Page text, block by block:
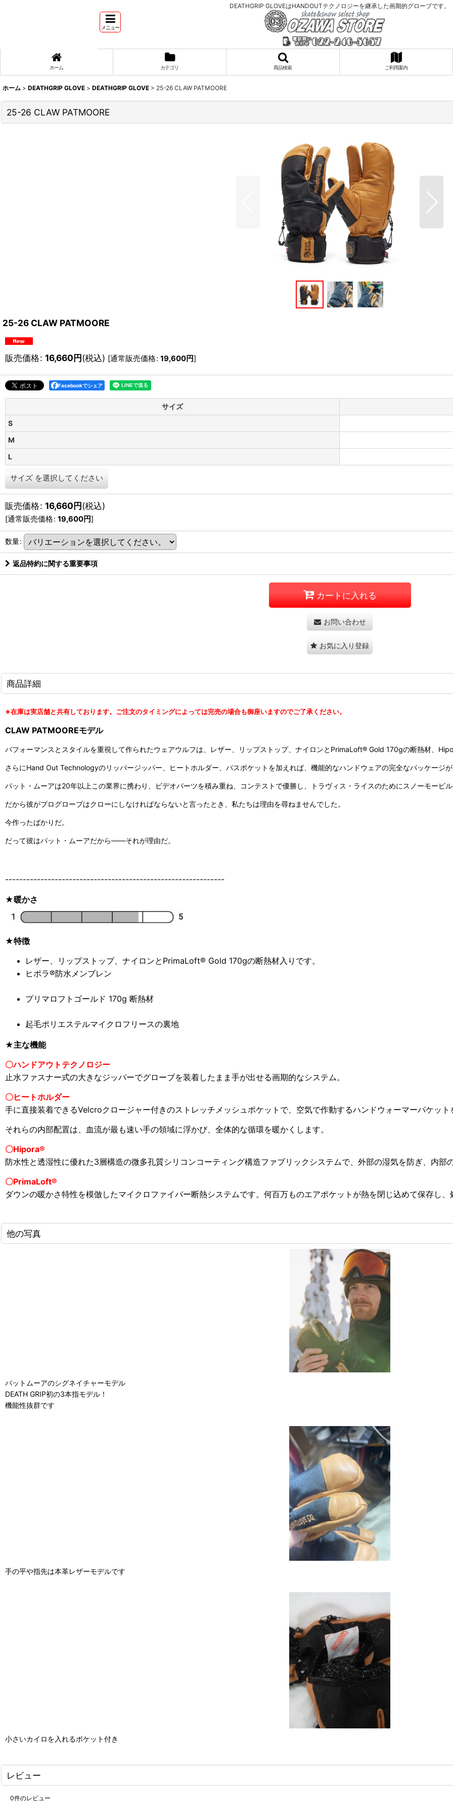
DEATHGRIP GLOVEはHANDOUTテクノロジーを継承した画期的グローブです。
メニュー
ホーム カテゴリ 商品検索 ご利用案内
ホーム > DEATHGRIP GLOVE > DEATHGRIP GLOVE > 25-26 CLAW PATMOORE
25-26 CLAW PATMOORE
25-26 CLAW PATMOORE
販売価格: 16,660円(税込) [通常販売価格: 19,600円]
Facebookでシェア
サイズ
S
M
L
サイズ を選択してください
販売価格: 16,660円(税込)
[通常販売価格: 19,600円]
数量:
返品特約に関する重要事項
カートに入れる
お問い合わせ
お気に入り登録
商品詳細
※在庫は実店舗と共有しております。ご注文のタイミングによっては完売の場合も御座いますのでご了承ください。
CLAW PATMOOREモデル
パフォーマンスとスタイルを重視して作られたウェアウルフは、レザー、リップストップ、ナイロンとPrimaLoft® Gold 170gの断熱材、
さらにHand Out Technologyのリッパージッパー、ヒートホルダー、パスポケットを加えれば、機能的なハンドウェアの完全なパッケージ
パット・ムーアは20年以上この業界に携わり、ビデオパーツを積み重ね、コンテストで優勝し、トラヴィス・ライスのためにスノーモービ
だから彼がプログローブはクローにしなければならないと言ったとき、私たちは理由を尋ねませんでした。
今作ったばかりだ。
だって彼はパット・ムーアだから――それが理由だ。
--------------------------------------------------------------
★暖かさ
★特徴
レザー、リップストップ、ナイロンとPrimaLoft® Gold 170gの断熱材入りです。
ヒポラ®防水メンブレン
プリマロフトゴールド 170g 断熱材
起毛ポリエステルマイクロフリースの裏地
★主な機能
〇ハンドアウトテクノロジー
止水ファスナー式の大きなジッパーでグローブを装着したまま手が出せる画期的なシステム。
〇ヒートホルダー
手に直接装着できるVelcroクロージャー付きのストレッチメッシュポケットで、空気で作動するハンドウォーマーパケッ
それらの内部配置は、血流が最も速い手の領域に浮かび、全体的な循環を暖かくします。
〇Hipora®
防水性と透湿性に優れた3層構造の微多孔質シリコンコーティング構造ファブリックシステムで、外部の湿気を防ぎ、内部
〇PrimaLoft®
ダウンの暖かさ特性を模倣したマイクロファイバー断熱システムです。何百万ものエアポケットが熱を閉じ込めて保存し
他の写真
パットムーアのシグネイチャーモデル
DEATH GRIP初の3本指モデル！
機能性抜群です
手の平や指先は本革レザーモデルです
小さいカイロを入れるポケット付き
レビュー
0件のレビュー